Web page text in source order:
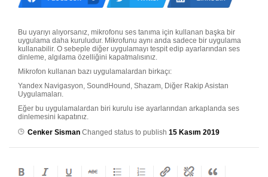
Bu uyarıyı alıyorsanız, mikrofonu ses tanıma için kullanan başka bir
uygulama daha kuruludur. Mikrofunu aynı anda sadece bir uygulama
kullanabilir. O sebeple diğer uygulamayı tespit edip ayarlarından ses
dinleme, algılama özelliğini kapatmalısınız.
Mikrofon kullanan bazı uygulamalardan birkaçı:
Yandex Navigasyon, SoundHound, Shazam, Diğer Rakip Asistan
Uygulamaları.
Eğer bu uygulamalardan biri kurulu ise ayarlarından arkaplanda ses
dinlemesini kapatınız.
Cenker Sisman Changed status to publish 15 Kasım 2019